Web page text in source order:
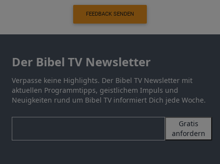
FEEDBACK SENDEN
Der Bibel TV Newsletter
Verpasse keine Highlights. Der Bibel TV Newsletter mit
aktuellen Programmtipps, geistlichem Impuls und
Neuigkeiten rund um Bibel TV informiert Dich jede Woche.
Gratis
anfordern